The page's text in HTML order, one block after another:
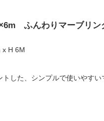
ふんわりマーブリン
x H 6M
した、シンプルで使いやすい